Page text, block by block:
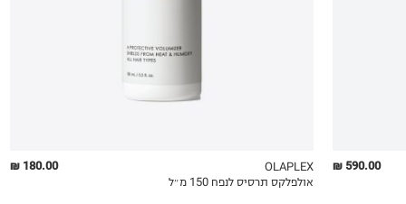
590.00 ₪
MY LIST
180.00 ₪
OLAPLEX
אולפלקס תרסיס לנפח 150 מ״ל